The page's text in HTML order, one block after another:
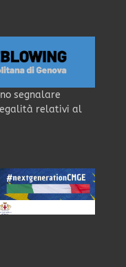
segnalare
relativi al